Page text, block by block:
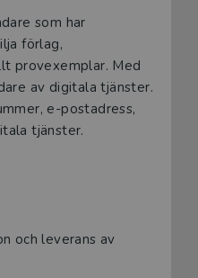
som har
förlag,
provexemplar. Med
av digitala tjänster.
e-postadress,
tjänster.
och leverans av